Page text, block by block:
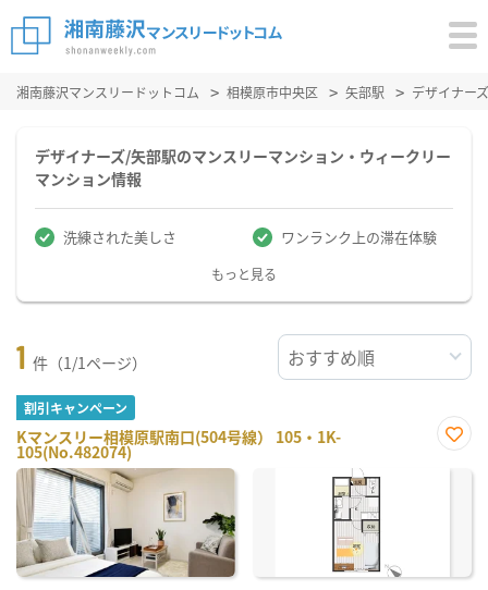
湘南藤沢マンスリードットコム 相模原市中央区 矢部駅 デザイナー
デザイナーズ/矢部駅のマンスリーマンション・ウィークリー
マンション情報
洗練された美しさ ワンランク上の滞在体験
もっと見る
1 件（1/1ページ）
割引キャンペーン
Kマンスリー相模原駅南口(504号線） 105・1K-
105(No.482074)
に入